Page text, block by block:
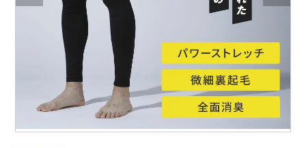
ワークスーツ
コンプレッションウェア
作業用ポロシャツ
つなぎランキング
空調服ランキング
コンプレッションウェアランキング
おたふく手袋 マック
住商モンブラン ボンマックス
自動車整備士作業服
DIY・日曜大工作業服
飲食店ユニフォーム